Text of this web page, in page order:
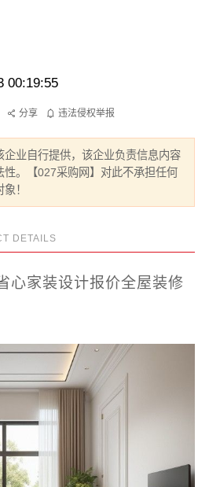
00:19:55
分享 违法侵权举报
企业自行提供，该企业负责信息内容
性。【027采购网】对此不承担任何
！
DETAILS
心家装设计报价全屋装修